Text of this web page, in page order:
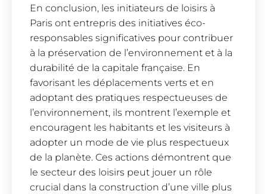
En conclusion, les initiateurs de loisirs à
Paris ont entrepris des initiatives éco-
responsables significatives pour contribuer
à la préservation de l’environnement et à la
durabilité de la capitale française. En
favorisant les déplacements verts et en
adoptant des pratiques respectueuses de
l’environnement, ils montrent l’exemple et
encouragent les habitants et les visiteurs à
adopter un mode de vie plus respectueux
de la planète. Ces actions démontrent que
le secteur des loisirs peut jouer un rôle
crucial dans la construction d’une ville plus